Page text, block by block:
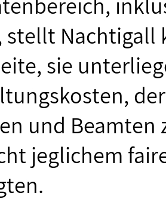
stellt
sie
und
jeglichem